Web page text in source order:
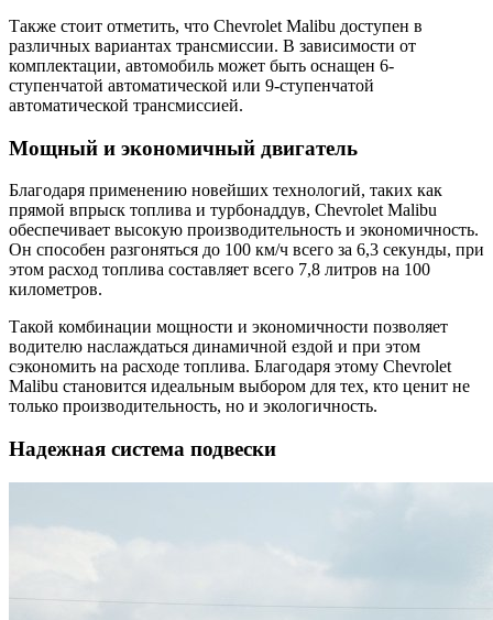
Также стоит отметить, что Chevrolet Malibu доступен в
различных вариантах трансмиссии. В зависимости от
комплектации, автомобиль может быть оснащен 6-
ступенчатой автоматической или 9-ступенчатой
автоматической трансмиссией.
Мощный и экономичный двигатель
Благодаря применению новейших технологий, таких как
прямой впрыск топлива и турбонаддув, Chevrolet Malibu
обеспечивает высокую производительность и экономичность.
Он способен разгоняться до 100 км/ч всего за 6,3 секунды, при
этом расход топлива составляет всего 7,8 литров на 100
километров.
Такой комбинации мощности и экономичности позволяет
водителю наслаждаться динамичной ездой и при этом
сэкономить на расходе топлива. Благодаря этому Chevrolet
Malibu становится идеальным выбором для тех, кто ценит не
только производительность, но и экологичность.
Надежная система подвески